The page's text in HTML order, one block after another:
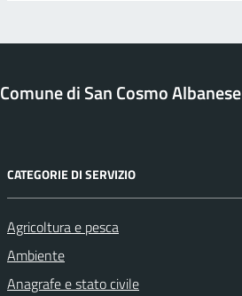
Comune di San Cosmo Albanese
CATEGORIE DI SERVIZIO
Agricoltura e pesca
Ambiente
Anagrafe e stato civile